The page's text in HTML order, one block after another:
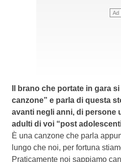
Il brano che portate in gara
canzone” e parla di questa
avanti negli anni, di persone
adulti di voi “post
È una canzone che parla
lungo che noi, per fortuna
Praticamente noi sappiamo